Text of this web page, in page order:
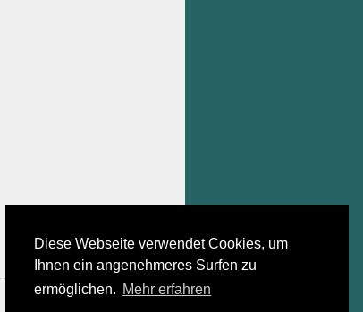
Diese Webseite verwendet Cookies, um
Ihnen ein angenehmeres Surfen zu
ermöglichen. Mehr erfahren